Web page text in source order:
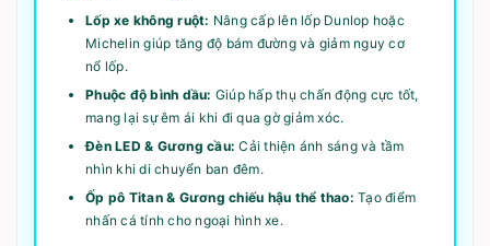
Lốp xe không ruột: Nâng cấp lên lốp Dunlop hoặc
Michelin giúp tăng độ bám đường và giảm nguy cơ
nổ lốp.
Phuộc độ bình dầu: Giúp hấp thụ chấn động cực tốt,
mang lại sự êm ái khi đi qua gờ giảm xóc.
Đèn LED & Gương cầu: Cải thiện ánh sáng và tầm
nhìn khi di chuyển ban đêm.
Ốp pô Titan & Gương chiếu hậu thể thao: Tạo điểm
nhấn cá tính cho ngoại hình xe.